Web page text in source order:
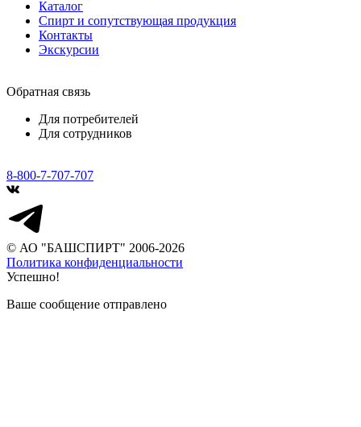
Каталог
Спирт и сопутствующая продукция
Контакты
Экскурсии
Обратная связь
Для потребителей
Для сотрудников
8-800-7-707-707
© АО "БАШСПИРТ" 2006-2026
Политика конфиденциальности
Успешно!
Ваше сообщение отправлено